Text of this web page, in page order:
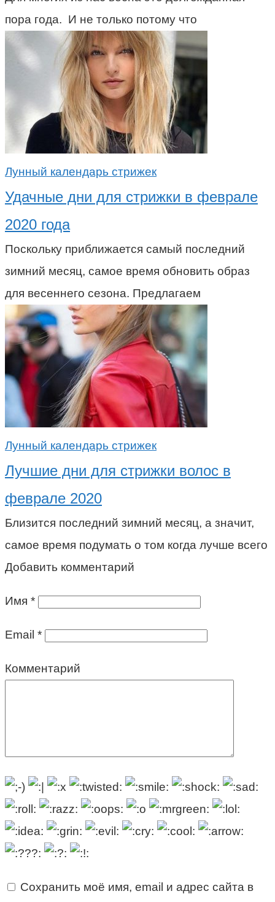
пора года. И не только потому что
Лунный календарь стрижек
Удачные дни для стрижки в феврале
2020 года
Поскольку приближается самый последний
зимний месяц, самое время обновить образ
для весеннего сезона. Предлагаем
Лунный календарь стрижек
Лучшие дни для стрижки волос в
феврале 2020
Близится последний зимний месяц, а значит,
самое время подумать о том когда лучше всего
Добавить комментарий
Имя *
Email *
Комментарий
Сохранить моё имя, email и адрес сайта в